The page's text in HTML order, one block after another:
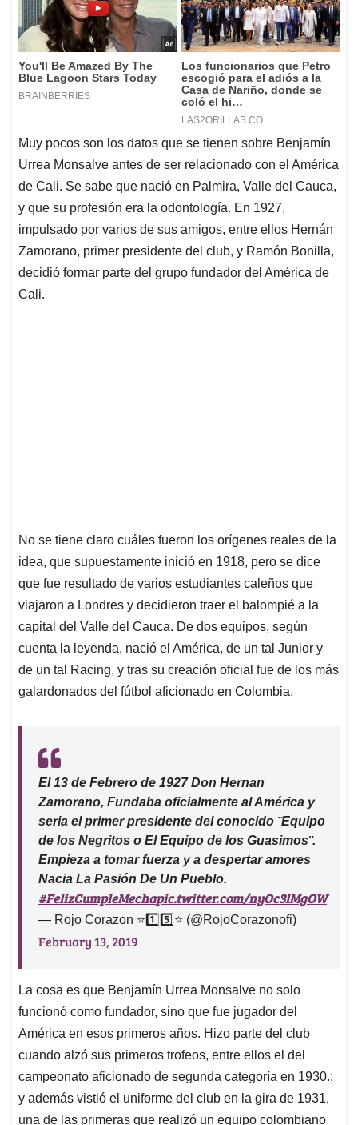
Muy pocos son los datos que se tienen sobre Benjamín
Urrea Monsalve antes de ser relacionado con el América
de Cali. Se sabe que nació en Palmira, Valle del Cauca,
y que su profesión era la odontología. En 1927,
impulsado por varios de sus amigos, entre ellos Hernán
Zamorano, primer presidente del club, y Ramón Bonilla,
decidió formar parte del grupo fundador del América de
Cali.
No se tiene claro cuáles fueron los orígenes reales de la
idea, que supuestamente inició en 1918, pero se dice
que fue resultado de varios estudiantes caleños que
viajaron a Londres y decidieron traer el balompié a la
capital del Valle del Cauca. De dos equipos, según
cuenta la leyenda, nació el América, de un tal Junior y
de un tal Racing, y tras su creación oficial fue de los más
galardonados del fútbol aficionado en Colombia.
El 13 de Febrero de 1927 Don Hernan
Zamorano, Fundaba oficialmente al América y
seria el primer presidente del conocido ¨Equipo
de los Negritos o El Equipo de los Guasimos¨.
Empieza a tomar fuerza y a despertar amores
Nacia La Pasión De Un Pueblo.
#FelizCumpleMechapic.twitter.com/nyOc3lMgOW
— Rojo Corazon ⭐1️⃣5️⃣⭐ (@RojoCorazonofi)
February 13, 2019
La cosa es que Benjamín Urrea Monsalve no solo
funcionó como fundador, sino que fue jugador del
América en esos primeros años. Hizo parte del club
cuando alzó sus primeros trofeos, entre ellos el del
campeonato aficionado de segunda categoría en 1930.;
y además vistió el uniforme del club en la gira de 1931,
una de las primeras que realizó un equipo colombiano